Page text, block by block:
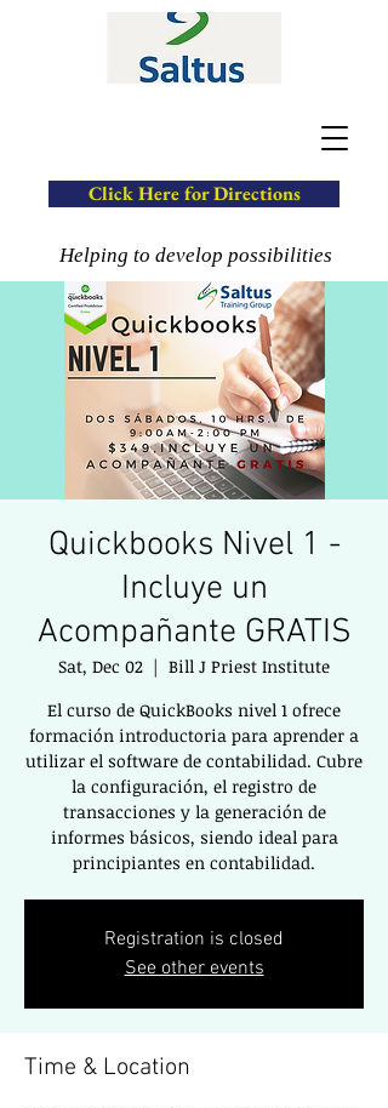
Helping to develop possibilities
Click Here for Directions
Quickbooks Nivel 1 -
Incluye un
Acompañante GRATIS
Sat, Dec 02
  |
Bill J Priest Institute
El curso de QuickBooks nivel 1 ofrece
formación introductoria para aprender a
utilizar el software de contabilidad. Cubre
la configuración, el registro de
transacciones y la generación de
informes básicos, siendo ideal para
principiantes en contabilidad.
Registration is closed
See other events
Time & Location